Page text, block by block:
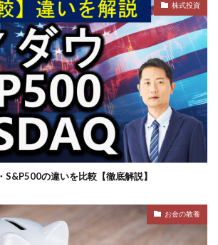
株式投資
S&P500の違いを比較【徹底解説】
お金の教養